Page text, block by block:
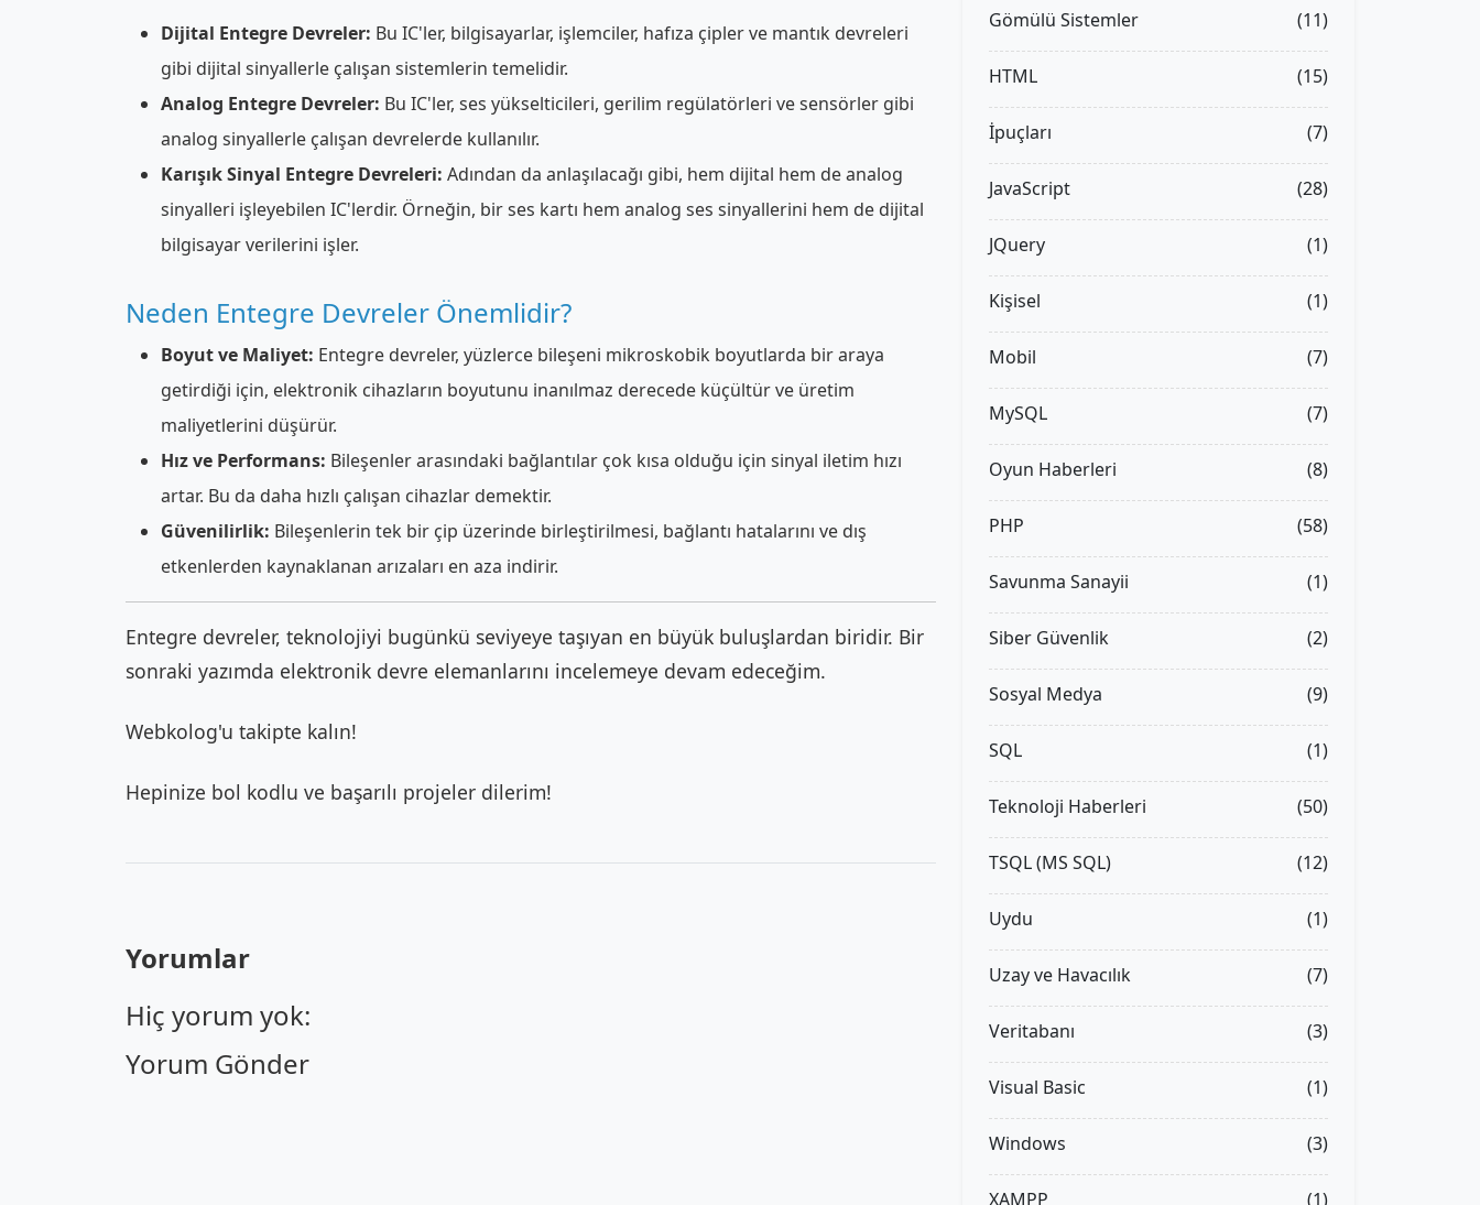
Dijital Entegre Devreler: Bu IC'ler, bilgisayarlar, işlemciler, hafıza çipler ve mantık devreleri
gibi dijital sinyallerle çalışan sistemlerin temelidir.
Analog Entegre Devreler: Bu IC'ler, ses yükselticileri, gerilim regülatörleri ve sensörler gibi
analog sinyallerle çalışan devrelerde kullanılır.
Karışık Sinyal Entegre Devreleri: Adından da anlaşılacağı gibi, hem dijital hem de analog
sinyalleri işleyebilen IC'lerdir. Örneğin, bir ses kartı hem analog ses sinyallerini hem de dijital
bilgisayar verilerini işler.
Neden Entegre Devreler Önemlidir?
Boyut ve Maliyet: Entegre devreler, yüzlerce bileşeni mikroskobik boyutlarda bir araya
getirdiği için, elektronik cihazların boyutunu inanılmaz derecede küçültür ve üretim
maliyetlerini düşürür.
Hız ve Performans: Bileşenler arasındaki bağlantılar çok kısa olduğu için sinyal iletim hızı
artar. Bu da daha hızlı çalışan cihazlar demektir.
Güvenilirlik: Bileşenlerin tek bir çip üzerinde birleştirilmesi, bağlantı hatalarını ve dış
etkenlerden kaynaklanan arızaları en aza indirir.
Entegre devreler, teknolojiyi bugünkü seviyeye taşıyan en büyük buluşlardan biridir. Bir
sonraki yazımda elektronik devre elemanlarını incelemeye devam edeceğim.
Webkolog'u takipte kalın!
Hepinize bol kodlu ve başarılı projeler dilerim!
Yorumlar
Hiç yorum yok:
Yorum Gönder
Gömülü Sistemler (11)
HTML (15)
İpuçları (7)
JavaScript (28)
JQuery (1)
Kişisel (1)
Mobil (7)
MySQL (7)
Oyun Haberleri (8)
PHP (58)
Savunma Sanayii (1)
Siber Güvenlik (2)
Sosyal Medya (9)
SQL (1)
Teknoloji Haberleri (50)
TSQL (MS SQL) (12)
Uydu (1)
Uzay ve Havacılık (7)
Veritabanı (3)
Visual Basic (1)
Windows (3)
XAMPP (1)